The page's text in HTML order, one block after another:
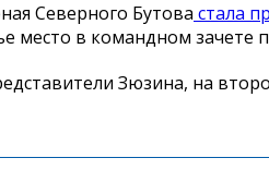
Северного Бутова стала
место в командном
Зюзина, на